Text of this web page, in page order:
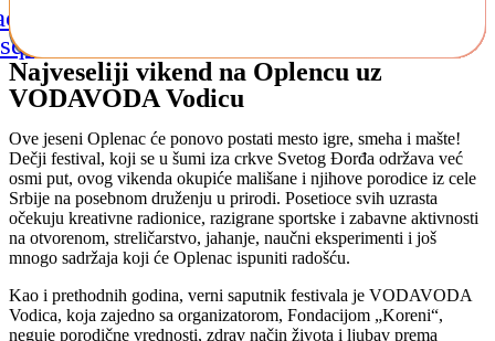
square
Najveseliji vikend na Oplencu uz
VODAVODA Vodicu
Ove jeseni Oplenac će ponovo postati mesto igre, smeha i mašte!
Dečji festival, koji se u šumi iza crkve Svetog Đorđa održava već
osmi put, ovog vikenda okupiće mališane i njihove porodice iz cele
Srbije na posebnom druženju u prirodi. Posetioce svih uzrasta
očekuju kreativne radionice, razigrane sportske i zabavne aktivnosti
na otvorenom, streličarstvo, jahanje, naučni eksperimenti i još
mnogo sadržaja koji će Oplenac ispuniti radošću.
Kao i prethodnih godina, verni saputnik festivala je VODAVODA
Vodica, koja zajedno sa organizatorom, Fondacijom „Koreni“,
neguje porodične vrednosti, zdrav način života i ljubav prema